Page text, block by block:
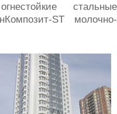
стальные
ST молочно-